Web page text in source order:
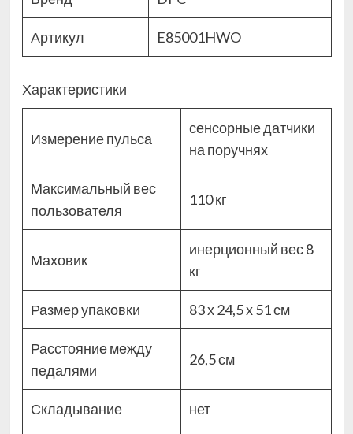
Артикул E85001HWO
Характеристики
Измерение пульса
сенсорные датчики
на поручнях
Максимальный вес
пользователя
110 кг
Маховик
инерционный вес 8
кг
Размер упаковки 83 х 24,5 х 51 см
Расстояние между
педалями
26,5 см
Складывание нет